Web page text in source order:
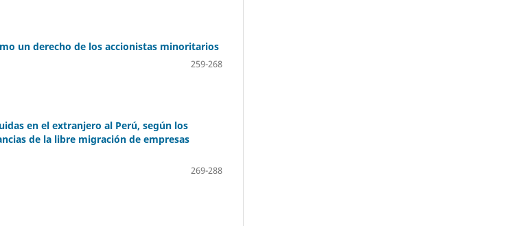
un derecho de los accionistas minoritarios
259-268
en el extranjero al Perú, según los
de la libre migración de empresas
269-288